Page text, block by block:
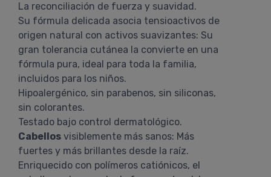
La reconciliación de fuerza y suavidad.
Su fórmula delicada asocia tensioactivos de
origen natural con activos suavizantes: Su
gran tolerancia cutánea la convierte en una
fórmula pura, ideal para toda la familia,
incluidos para los niños.
Hipoalergénico, sin parabenos, sin siliconas,
sin colorantes.
Testado bajo control dermatológico.
Cabellos visiblemente más sanos: Más
fuertes y más brillantes desde la raíz.
Enriquecido con polímeros catiónicos, el